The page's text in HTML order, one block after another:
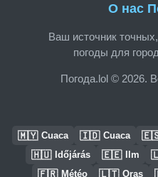
О нас
Ваш источник
погоды для
Погода.lol © 2026.
🇲🇾 Cuaca 🇮🇩 Cuaca
🇭🇺 Időjárás 🇪🇪 Ilm
🇫🇷 Météo 🇱🇹 Oras